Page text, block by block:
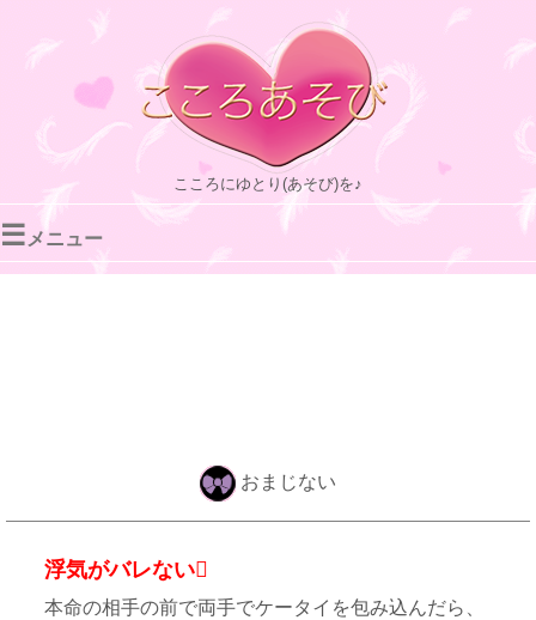
こころにゆとり(あそび)を♪
☰ メニュー
おまじない
浮気がバレない
本命の相手の前で両手でケータイを包み込んだら、